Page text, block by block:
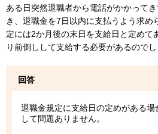
ある日突然退職者から電話がかかって
き、退職金を7日以内に支払うよう求め
定には2か月後の末日を支給日と定めて
り前倒しして支給する必要があるのでし
回答
退職金規定に支給日の定めがある
して問題ありません。